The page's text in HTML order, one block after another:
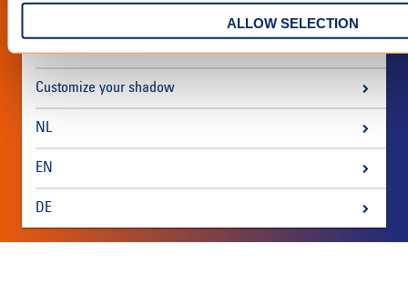
ALLOW SELECTION
Defence
Produkte
Customize your shadow
NL
EN
DE